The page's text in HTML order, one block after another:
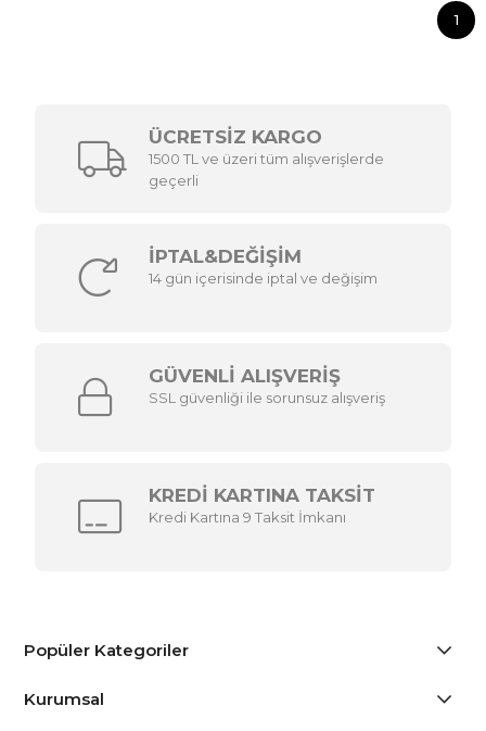
1
ÜCRETSİZ KARGO
1500 TL ve üzeri tüm alışverişlerde
geçerli
İPTAL&DEĞİŞİM
14 gün içerisinde iptal ve değişim
GÜVENLİ ALIŞVERİŞ
SSL güvenliği ile sorunsuz alışveriş
KREDİ KARTINA TAKSİT
Kredi Kartına 9 Taksit İmkanı
Popüler Kategoriler
Kurumsal